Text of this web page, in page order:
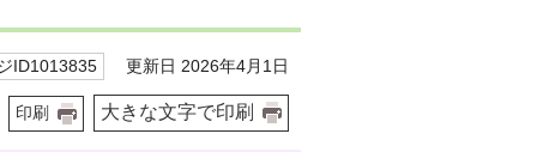
ID1013835 更新日 2026年4月1日
印刷 大きな文字で印刷